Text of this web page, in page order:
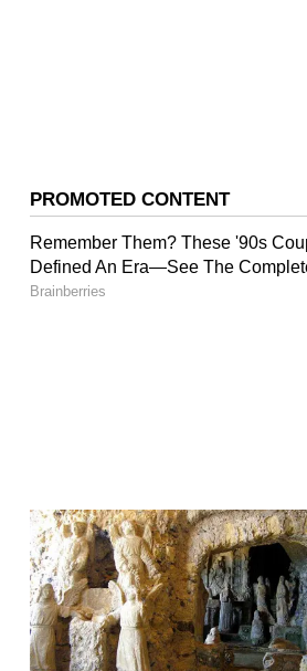
தெரியும் என்று நம்புகிறேன்.
பங்களிப்பு 8.4 சதவீதமாக
நாட்டின் மொத்த வளர்ச்சியில்